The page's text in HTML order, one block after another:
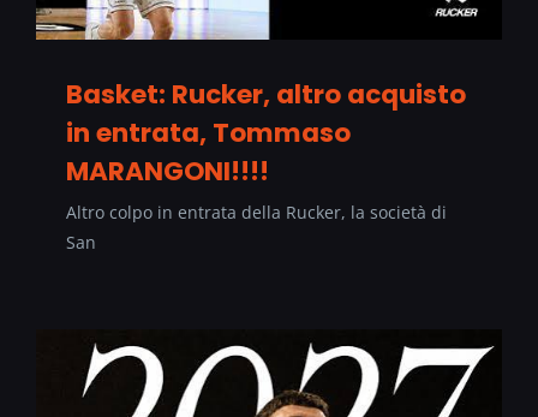
Basket: Rucker, altro acquisto
in entrata, Tommaso
MARANGONI!!!!
Altro colpo in entrata della Rucker, la società di
San